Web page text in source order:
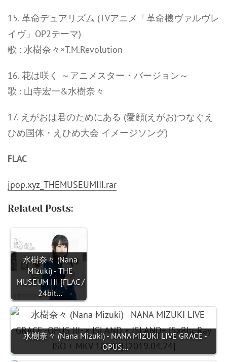
15. 革命デュアリズム (TVアニメ「革命機ヴァルヴレ
イヴ」OP2テーマ)
歌 : 水樹奈々×T.M.Revolution
16. 花は咲く ～アニメスター・バージョン～
歌 : 山寺宏一&水樹奈々
17. えがおは君のためにある (愛顔(えがお)つなぐえ
ひめ国体・えひめ大会 イメージソング)
FLAC
jpop.xyz_THEMUSEUMIII.rar
Related Posts:
水樹奈々 (Nana
Mizuki) - THE
MUSEUM III [FLAC /
24bit…
水樹奈々 (Nana Mizuki) - NANA MIZUKI LIVE GRACE -
OPUS…